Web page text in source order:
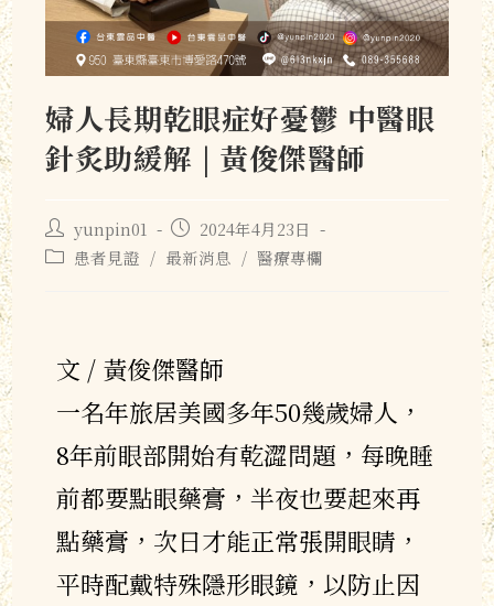
婦人長期乾眼症好憂鬱 中醫眼
針炙助緩解 | 黃俊傑醫師
yunpin01
2024年4月23日
患者見證 / 最新消息 / 醫療專欄
文 / 黃俊傑醫師
一名年旅居美國多年50幾歲婦人，
8年前眼部開始有乾澀問題，每晚睡
前都要點眼藥膏，半夜也要起來再
點藥膏，次日才能正常張開眼睛，
平時配戴特殊隱形眼鏡，以防止因